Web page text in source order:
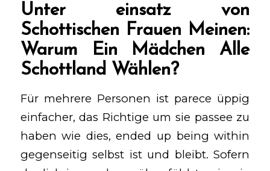
Unter einsatz von
Schottischen Frauen Meinen:
Warum Ein Mädchen Alle
Schottland Wählen?
Für mehrere Personen ist parece üppig
einfacher, das Richtige um sie passee zu
haben wie dies, ended up being within
gegenseitig selbst ist und bleibt. Sofern